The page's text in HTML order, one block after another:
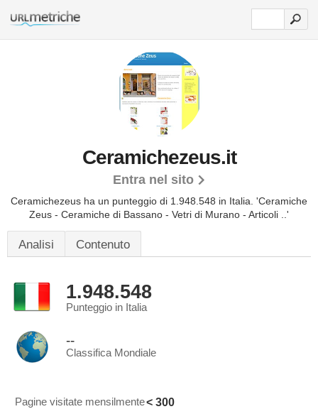
Ceramichezeus.it
Entra nel sito
Ceramichezeus ha un punteggio di 1.948.548 in Italia. 'Ceramiche
Zeus - Ceramiche di Bassano - Vetri di Murano - Articoli ..'
Analisi Contenuto
1.948.548
Punteggio in Italia
--
Classifica Mondiale
Pagine visitate mensilmente< 300